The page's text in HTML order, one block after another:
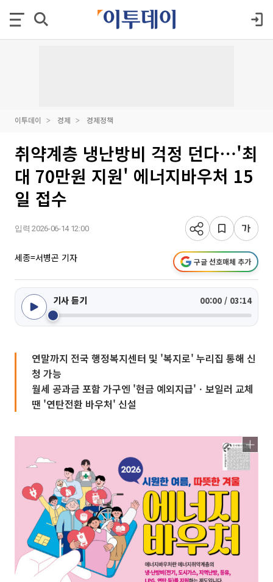
이투데이 경제 경제정책
취약계층 냉난방비 걱정 던다⋯'최
대 70만원 지원' 에너지바우처 15
일 접수
입력 2026-06-14 12:00
세종=서병곤 기자 구글 선호매체 추가
기사 듣기 00:00 / 03:14
연말까지 전국 행정복지센터 및 '복지로' 누리집 통해 신
청 가능
월세 공과금 포함 가구엔 '현금 예외지급'ㆍ보일러 교체
땐 '연탄전환 바우처' 신설